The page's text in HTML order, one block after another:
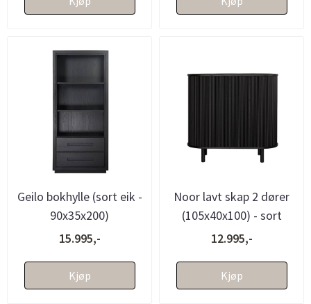
Geilo bokhylle (sort eik -
90x35x200)
15.995,-
Kjøp
Noor lavt skap 2 dører
(105x40x100) - sort
12.995,-
Kjøp